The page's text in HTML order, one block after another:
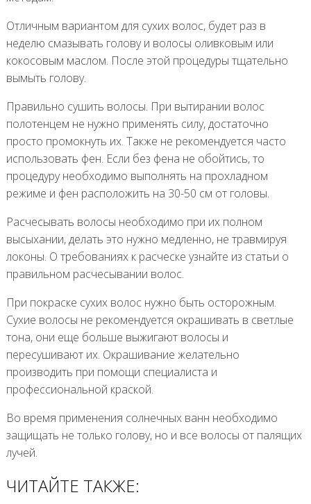
Отличным вариантом для сухих волос, будет раз в
неделю смазывать голову и волосы оливковым или
кокосовым маслом. После этой процедуры тщательно
вымыть голову.
Правильно сушить волосы. При вытирании волос
полотенцем не нужно применять силу, достаточно
просто промокнуть их. Также не рекомендуется часто
использовать фен. Если без фена не обойтись, то
процедуру необходимо выполнять на прохладном
режиме и фен расположить на 30-50 см от головы.
Расчесывать волосы необходимо при их полном
высыхании, делать это нужно медленно, не травмируя
локоны. О требованиях к расческе узнайте из статьи о
правильном расчесывании волос.
При покраске сухих волос нужно быть осторожным.
Сухие волосы не рекомендуется окрашивать в светлые
тона, они еще больше выжигают волосы и
пересушивают их. Окрашивание желательно
производить при помощи специалиста и
профессиональной краской.
Во время применения солнечных ванн необходимо
защищать не только голову, но и все волосы от палящих
лучей.
ЧИТАЙТЕ ТАКЖЕ: